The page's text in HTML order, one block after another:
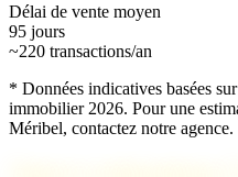
Délai de vente moyen
95 jours
~220 transactions/an
* Données indicatives basées
immobilier 2026. Pour une
Méribel, contactez notre agence.